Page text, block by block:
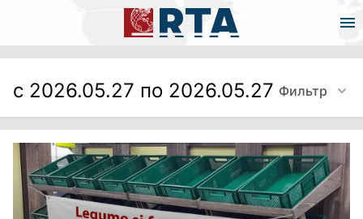
с 2026.05.27 по 2026.05.27 Фильтр